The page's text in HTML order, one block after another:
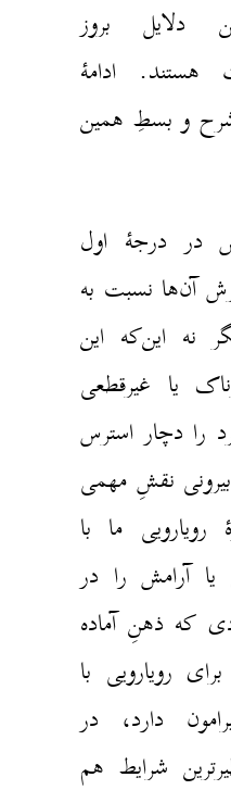
دلایل بروز
هستند. ادامهٔ
و بسطِ همین
در درجهٔ اول
آن‌ها نسبت به
نه این‌که این
یا غیرقطعی
را دچار استرس
نقشِ مهمی
رویارویی ما با
آرامش را در
که ذهنِ آماده‌
رویارویی با
دارد، در
شرایط هم